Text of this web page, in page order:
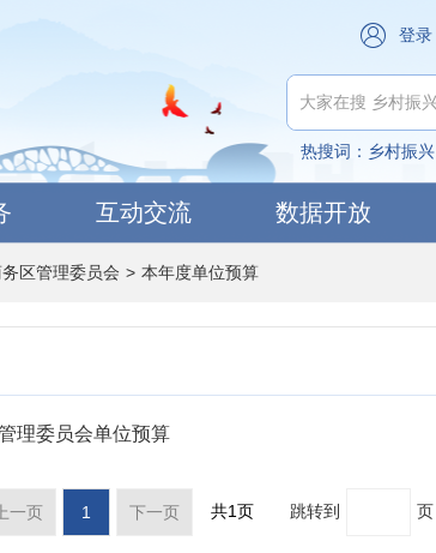
登录
热搜词： 乡村振兴
互动交流 数据开放
区管理委员会 > 本年度单位预算
理委员会单位预算
上一页 1 下一页 共1页 跳转到 页